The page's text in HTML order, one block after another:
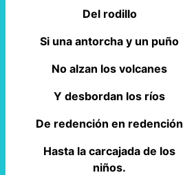
Del rodillo
Si una antorcha y un puño
No alzan los volcanes
Y desbordan los ríos
De redención en redención
Hasta la carcajada de los
niños.